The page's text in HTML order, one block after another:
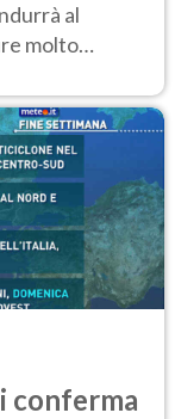
al
molto
conferma